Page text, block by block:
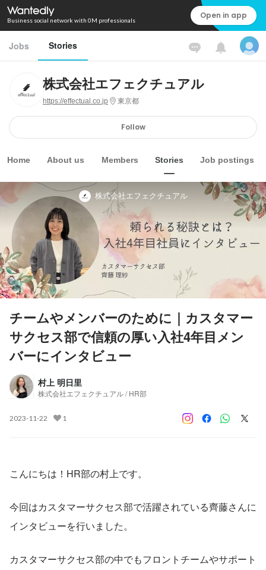
Business social network with 0M professionals Open in app
Jobs Stories
株式会社エフェクチュアル
https://effectual.co.jp 東京都
Follow
Home About us Members Stories Job postings
株式会社エフェクチュアル
チームやメンバーのために｜カスタマー
サクセス部で信頼の厚い入社4年目メン
バーにインタビュー
村上 明日里
株式会社エフェクチュアル / HR部
2023-11-22 1
こんにちは！HR部の村上です。
今回はカスタマーサクセス部で活躍されている齊藤さんに
インタビューを行いました。
カスタマーサクセス部の中でもフロントチームやサポート